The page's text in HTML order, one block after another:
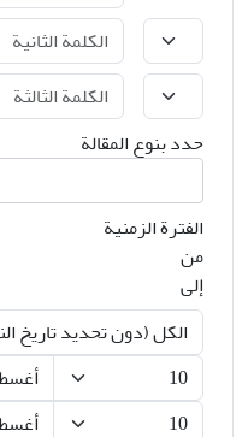
حدد بنوع المقالة
الفترة الزمنية
من
إلى